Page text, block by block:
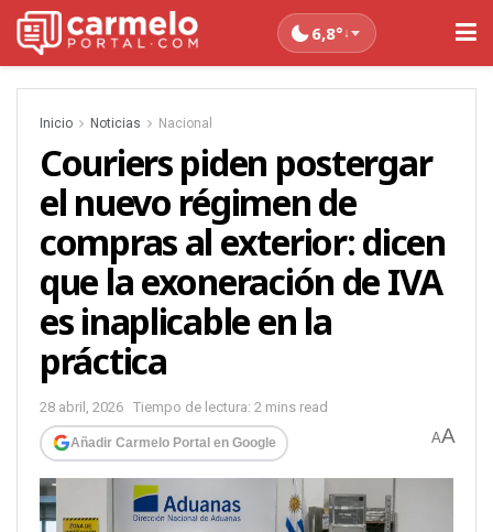
6,8°↓
Inicio Noticias Nacional
Couriers piden postergar
el nuevo régimen de
compras al exterior: dicen
que la exoneración de IVA
es inaplicable en la
práctica
28 abril, 2026 Tiempo de lectura: 2 mins read
Añadir Carmelo Portal en Google AA